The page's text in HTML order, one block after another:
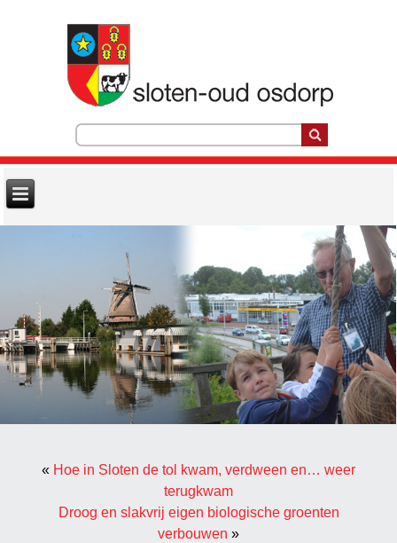
« Hoe in Sloten de tol kwam, verdween en… weer
terugkwam
Droog en slakvrij eigen biologische groenten
verbouwen »